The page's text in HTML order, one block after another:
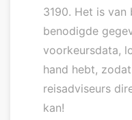
3190. Het is van
benodigde
voorkeursdata,
hand hebt,
reisadviseurs
kan!